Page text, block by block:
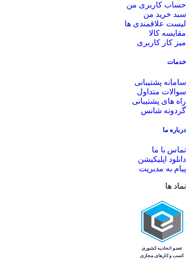
حساب کاربری من
سبد خرید من
لیست علاقمندی ها
مقایسه کالا
میز کار کاربری
خدمات
سامانه پشتیبانی
سوالات متداول
راه های پشتیبانی
گردونه شانس
درباره ما
تماس با ما
دانلود اپلیکیشن
پیام به مدیریت
نماد ها